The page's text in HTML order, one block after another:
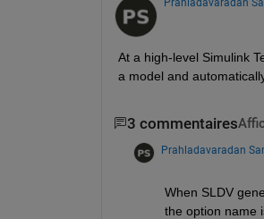
At a high-level Simulink
a model and
3 commentaires
Prahladavaradan
When SLDV
the option name